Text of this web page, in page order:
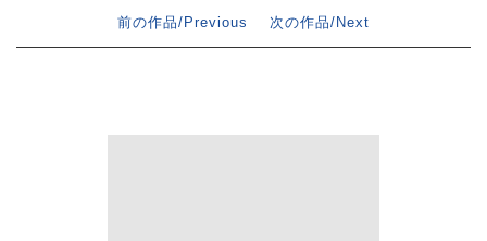
前の作品/Previous
次の作品/Next